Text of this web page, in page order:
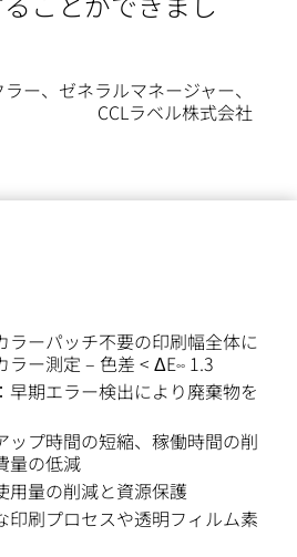
ー、ゼネラルマネージャー、
CCLラベル株式会社
ラーパッチ不要の印刷幅全体に
ラー測定 – 色差 < ΔE°° 1.3
早期エラー検出により廃棄物を
ップ時間の短縮、稼働時間の削
量の低減
用量の削減と資源保護
印刷プロセスや透明フィルム素